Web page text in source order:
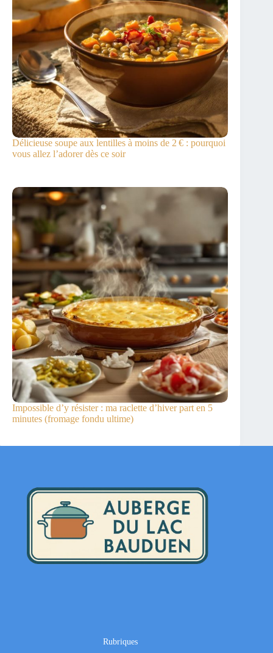
Délicieuse soupe aux lentilles à moins de 2 € : pourquoi
vous allez l’adorer dès ce soir
Impossible d’y résister : ma raclette d’hiver part en 5
minutes (fromage fondu ultime)
Rubriques